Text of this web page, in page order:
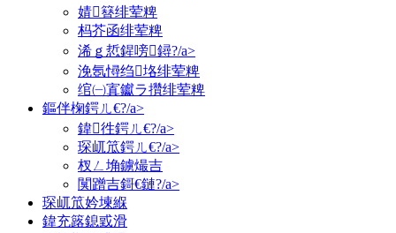
婧簮绯荤粺
杩芥函绯荤粺
浠ｇ悊鍟嗙鐞?/a>
浼氬憳绉垎绯荤粺
绾㈠寘钀ラ攢绯荤粺
鏂伴椈鍔ㄦ€?/a>
鍏徃鍔ㄦ€?/a>
琛屼笟鍔ㄦ€?/a>
杈ㄥ埆鐪熶吉
闃蹭吉鎶€鏈?/a>
琛屼笟妗堜緥
鍏充簬鎴戜滑